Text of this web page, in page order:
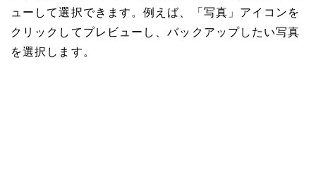
ューして選択できます。例えば、「写真」アイコンを
クリックしてプレビューし、バックアップしたい写真
を選択します。